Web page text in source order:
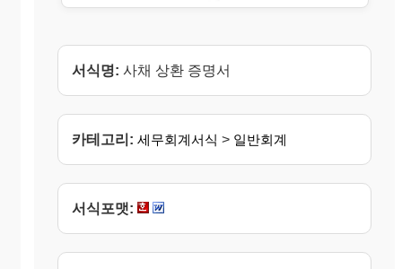
서식명: 사채 상환 증명서
카테고리: 세무회계서식 > 일반회계
서식포맷: